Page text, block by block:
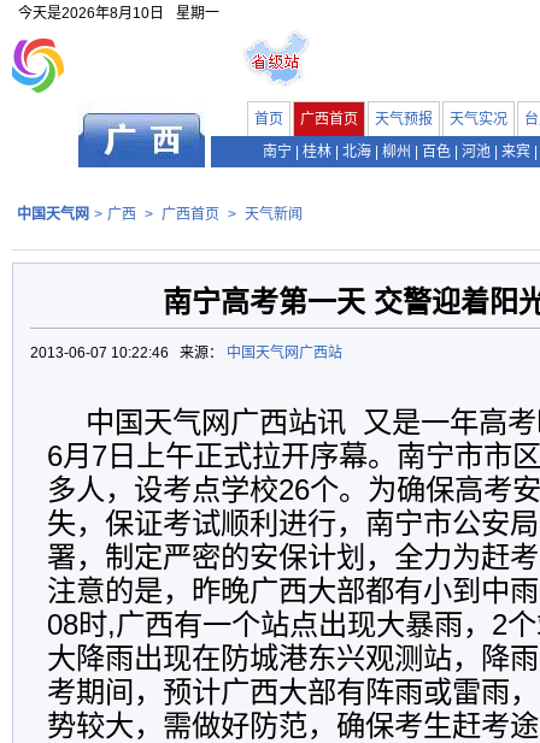
今天是2026年8月10日 星期一
首页 广西首页 天气预报 天气实况
南宁
桂林 北海 柳州 百色 河池 来宾
中国天气网 > 广西 > 广西首页 > 天气新闻
南宁高考第一天 交警迎着阳
2013-06-07 10:22:46 来源： 中国天气网广西站
中国天气网广西站讯 又是一年高
6月7日上午正式拉开序幕。南宁市市
多人，设考点学校26个。为确保高考
失，保证考试顺利进行，南宁市公安
署，制定严密的安保计划，全力为赶
注意的是，昨晚广西大部都有小到中
08时,广西有一个站点出现大暴雨，2
大降雨出现在防城港东兴观测站，降
考期间，预计广西大部有阵雨或雷雨
势较大，需做好防范，确保考生赶考